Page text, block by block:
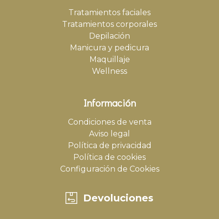
Tratamientos faciales
Tratamientos corporales
Depilación
Manicura y pedicura
Maquillaje
Wellness
Información
Condiciones de venta
Aviso legal
Política de privacidad
Política de cookies
Configuración de Cookies
Devoluciones